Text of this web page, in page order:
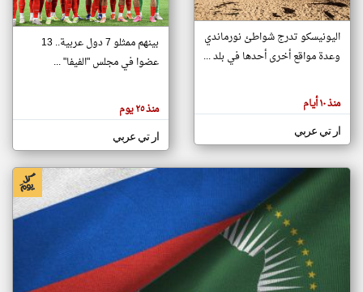
تغيير الدولة
اخبار جزر القمر على مدار الساعة
أهم اخبار جزر القمر العاجلة والمباشرة
هنا عن
وجهة
كاتبيها.
اليونيسكو تدرج شواطئ نورماندي
وعدة مواقع أخرى أحدها في بلد ...
منذ ١٠ أيام
ار تي عربي
بينهم ممثلو 7 دول عربية.. 13
عضوا في مجلس "الفيفا" ...
منذ ٢٥ يوم
ار تي عربي
klyoum.com